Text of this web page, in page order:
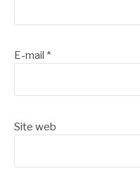
E-mail *
Site web